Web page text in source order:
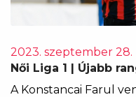
2023. szeptember 28.
Női Liga 1 | Újabb
A Konstancai Farul